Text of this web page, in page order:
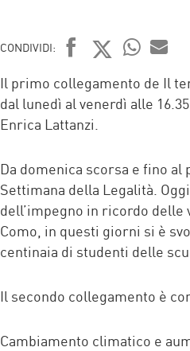
CONDIVIDI:
FACEBOOK
TWITTER
MAIL
Il primo collegamento de Il
dal lunedì al venerdì alle
Enrica Lattanzi.
Da domenica scorsa e fino al
Settimana della Legalità.
dell’impegno in ricordo
Como, in questi giorni si è
centinaia di studenti delle
Il secondo collegamento è
Cambiamento climatico e